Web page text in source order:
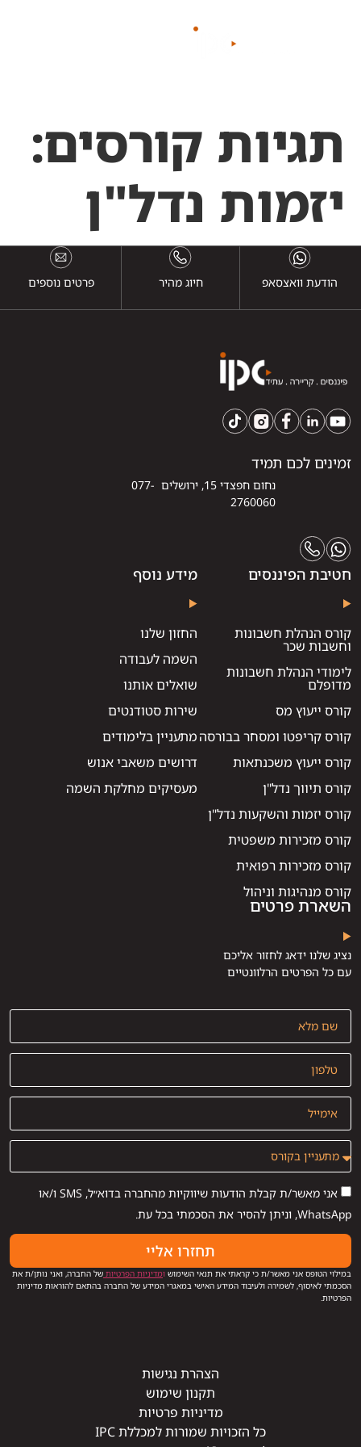
תגיות קורסים:
יזמות נדל"ן
הודעת וואצסאפ חיוג מהיר פרטים נוספים
זמינים לכם תמיד
נחום חפצדי 15, ירושלים 077-
2760060
חטיבת הפיננסים
קורס הנהלת חשבונות
וחשבות שכר
לימודי הנהלת חשבונות
מדופלם
קורס ייעוץ מס
קורס קריפטו ומסחר בבורסה
קורס ייעוץ משכנתאות
קורס תיווך נדל"ן
קורס יזמות והשקעות נדל"ן
קורס מזכירות משפטית
קורס מזכירות רפואית
קורס מנהיגות וניהול
מידע נוסף
החזון שלנו
השמה לעבודה
שואלים אותנו
שירות סטודנטים
מתעניין בלימודים
דרושים משאבי אנוש
מעסיקים מחלקת השמה
השארת פרטים
נציג שלנו ידאג לחזור אליכם
עם כל הפרטים הרלוונטיים
אני מאשר/ת קבלת הודעות שיווקיות מהחברה בדוא״ל, SMS ו/או
WhatsApp, וניתן להסיר את הסכמתי בכל עת.
תחזרו אליי
במילוי הטופס אני מאשר/ת כי קראתי את תנאי השימוש ומדיניות הפרטיות של החברה, ואני נותן/ת את
הסכמתי לאיסוף, לשמירה ולעיבוד המידע האישי במאגרי המידע של החברה בהתאם להוראות מדיניות
הפרטיות.
הצהרת נגישות
תקנון שימוש
מדיניות פרטיות
כל הזכויות שמורות למכללת IPC